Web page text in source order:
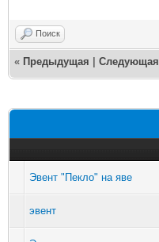
Поиск
« Предыдущая Следующая
Эвент "Пекло" на яве
эвент